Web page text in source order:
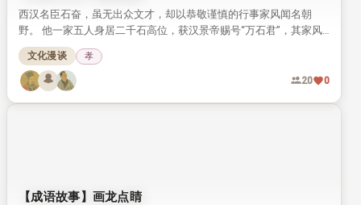
西汉名臣石奋，虽无出众文才，却以恭敬谨慎的行事家风闻名朝
野。 他一家五人身居二千石高位，获汉景帝赐号“万石君”，其家风
教化也被司马迁写入史书盛赞。
文化漫谈 孝
20 0
【成语故事】画龙点睛